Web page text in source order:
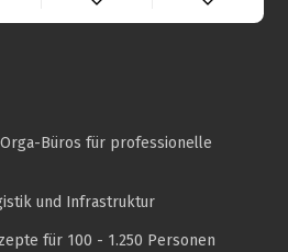
Büros für professionelle
und Infrastruktur
für 100 - 1.250 Personen